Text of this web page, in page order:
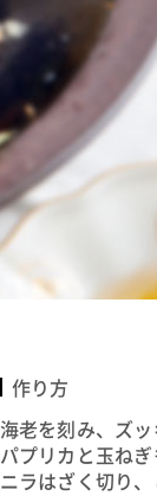
作り方
海老を刻み、ズ
パプリカと玉ね
ニラはざく切り、